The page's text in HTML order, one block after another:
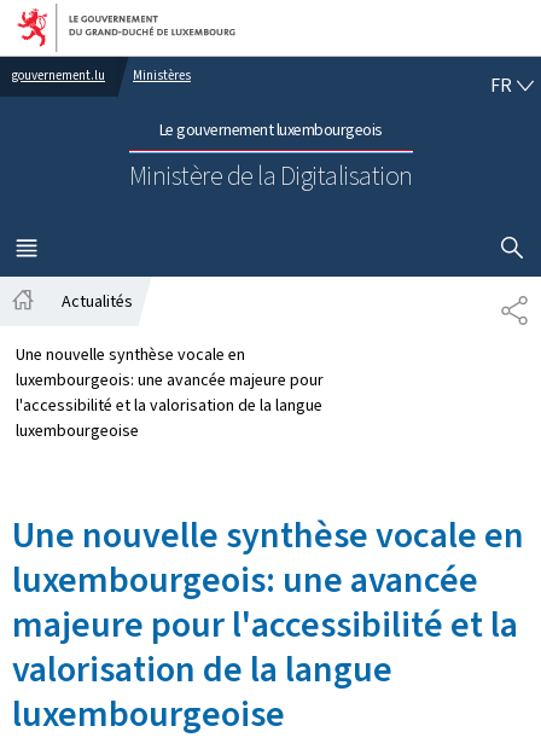
Aller au menu principal
Aller au contenu
gouvernement.lu Ministères
Le gouvernement luxembourgeois
Ministère de la Digitalisation
FR
MENU
PRINCIPAL
Actualités
Une nouvelle synthèse vocale en
luxembourgeois: une avancée majeure pour
l'accessibilité et la valorisation de la langue
luxembourgeoise
Une nouvelle synthèse vocale en
luxembourgeois: une avancée
majeure pour l'accessibilité et la
valorisation de la langue
luxembourgeoise